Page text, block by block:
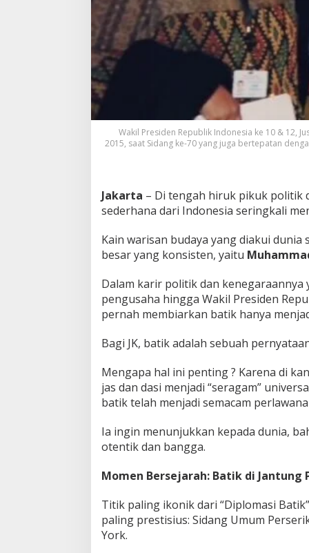
g
a
i
m
t
i
k
a
k
u
k
k
n
S
i
d
n
U
m
u
m
B
B
Wakil Presiden Republik Indonesia ke 10 & 12,
2015, saat Sidang ke-70 yang juga bertepatan
Jakarta – Di tengah hiruk pikuk politik
sederhana dari Indonesia seringkali
Kain warisan budaya yang diakui
besar yang konsisten, yaitu
Dalam karir politik dan kenegaraannya
pengusaha hingga Wakil Presiden
pernah membiarkan batik hanya
Bagi JK, batik adalah sebuah
Mengapa hal ini penting ? Karena di
jas dan dasi menjadi “seragam”
batik telah menjadi semacam
Ia ingin menunjukkan kepada dunia,
otentik dan bangga.
Momen Bersejarah: Batik di Jantung
Titik paling ikonik dari “Diplomasi
paling prestisius: Sidang Umum
York.